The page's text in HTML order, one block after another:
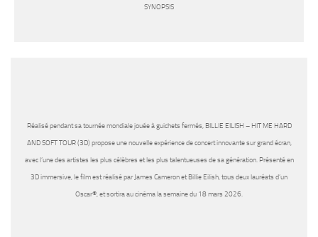
SYNOPSIS
Réalisé pendant sa tournée mondiale jouée à guichets fermés, BILLIE EILISH – HIT ME HARD
AND SOFT TOUR (3D) propose une nouvelle expérience de concert innovante sur grand écran,
avec l’une des artistes les plus célèbres et les plus talentueuses de sa génération. Présenté en
3D immersive, le film est réalisé par James Cameron et Billie Eilish, tous deux lauréats d’un
Oscar®, et sortira au cinéma la semaine du 18 mars 2026.